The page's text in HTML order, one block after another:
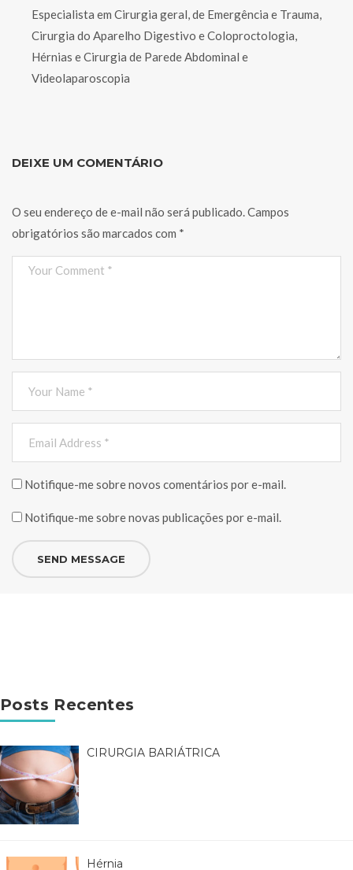
Especialista em Cirurgia geral, de Emergência e Trauma,
Cirurgia do Aparelho Digestivo e Coloproctologia,
Hérnias e Cirurgia de Parede Abdominal e
Videolaparoscopia
DEIXE UM COMENTÁRIO
O seu endereço de e-mail não será publicado.Campos
obrigatórios são marcados com *
Notifique-me sobre novos comentários por e-mail.
Notifique-me sobre novas publicações por e-mail.
Posts Recentes
CIRURGIA BARIÁTRICA
Hérnia